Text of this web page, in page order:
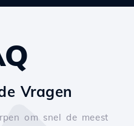
Vragen
om snel de meest